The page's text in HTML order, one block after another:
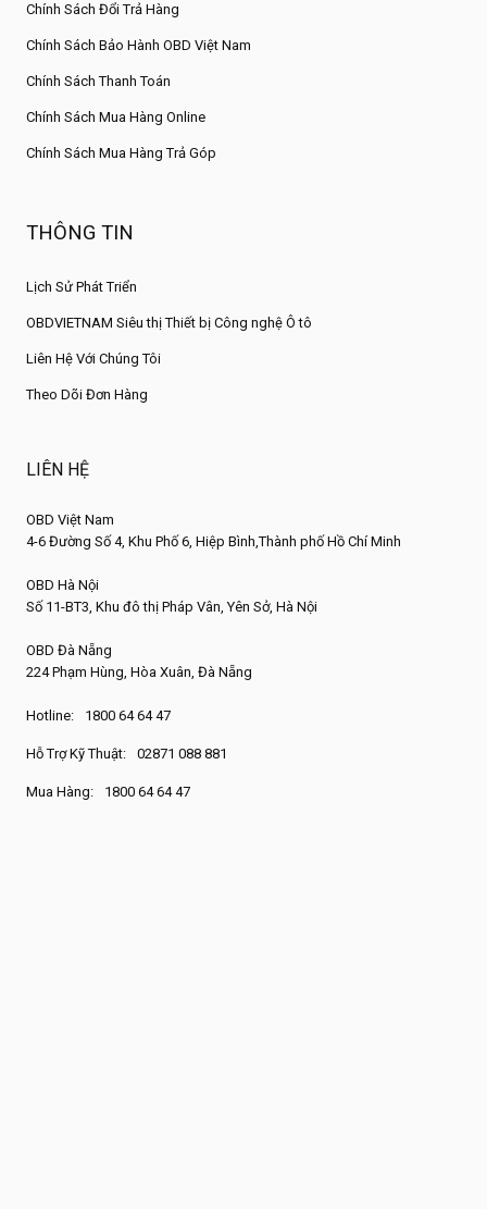
Chính Sách Đổi Trả Hàng
Chính Sách Bảo Hành OBD Việt Nam
Chính Sách Thanh Toán
Chính Sách Mua Hàng Online
Chính Sách Mua Hàng Trả Góp
THÔNG TIN
Lịch Sử Phát Triển
OBDVIETNAM Siêu thị Thiết bị Công nghệ Ô tô
Liên Hệ Với Chúng Tôi
Theo Dõi Đơn Hàng
LIÊN HỆ
OBD Việt Nam
4-6 Đường Số 4, Khu Phố 6, Hiệp Bình,Thành phố Hồ Chí Minh
OBD Hà Nội
Số 11-BT3, Khu đô thị Pháp Vân, Yên Sở, Hà Nội
OBD Đà Nẵng
224 Phạm Hùng, Hòa Xuân, Đà Nẵng
Hotline: 1800 64 64 47
Hỗ Trợ Kỹ Thuật: 02871 088 881
Mua Hàng: 1800 64 64 47